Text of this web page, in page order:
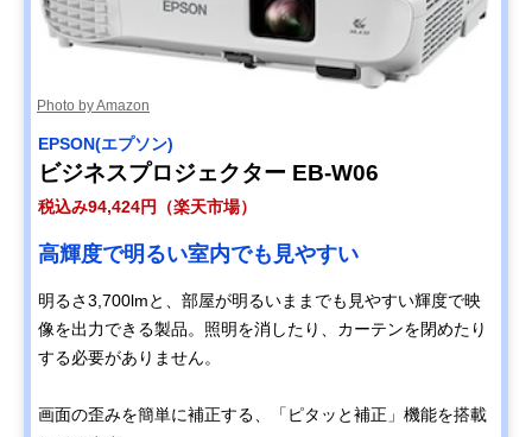
Photo by Amazon
EPSON(エプソン)
ビジネスプロジェクター EB-W06
税込み94,424円（楽天市場）
高輝度で明るい室内でも見やすい
明るさ3,700lmと、部屋が明るいままでも見やすい輝度で映
像を出力できる製品。照明を消したり、カーテンを閉めたり
する必要がありません。
画面の歪みを簡単に補正する、「ピタッと補正」機能を搭載